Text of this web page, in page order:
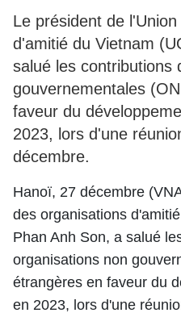
Le président de
d'amitié du Vietnam
salué les contributions
gouvernementales
faveur du
2023, lors d'une
décembre.
Hanoï, 27 décembre
des organisations
Phan Anh Son, a salué
organisations non
étrangères en faveur du
en 2023, lors d'une